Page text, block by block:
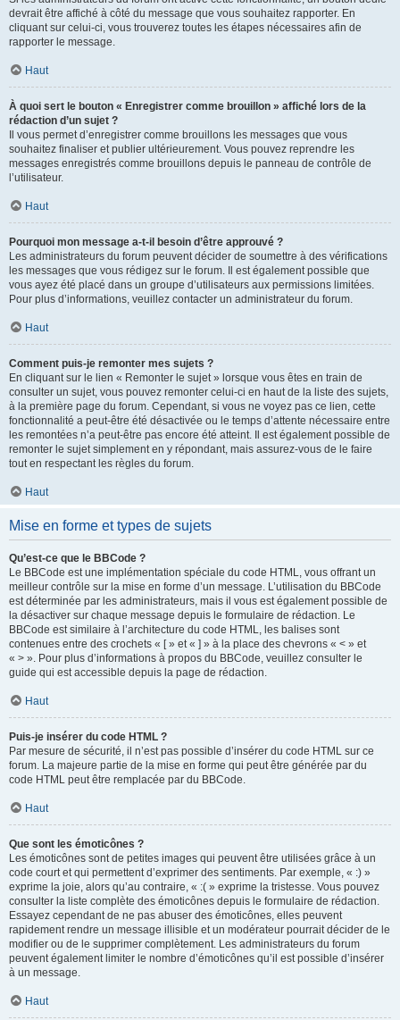
devrait être affiché à côté du message que vous souhaitez rapporter. En
cliquant sur celui-ci, vous trouverez toutes les étapes nécessaires afin de
rapporter le message.
Haut
À quoi sert le bouton « Enregistrer comme brouillon » affiché lors de la
rédaction d’un sujet ?
Il vous permet d’enregistrer comme brouillons les messages que vous
souhaitez finaliser et publier ultérieurement. Vous pouvez reprendre les
messages enregistrés comme brouillons depuis le panneau de contrôle de
l’utilisateur.
Haut
Pourquoi mon message a-t-il besoin d’être approuvé ?
Les administrateurs du forum peuvent décider de soumettre à des vérifications
les messages que vous rédigez sur le forum. Il est également possible que
vous ayez été placé dans un groupe d’utilisateurs aux permissions limitées.
Pour plus d’informations, veuillez contacter un administrateur du forum.
Haut
Comment puis-je remonter mes sujets ?
En cliquant sur le lien « Remonter le sujet » lorsque vous êtes en train de
consulter un sujet, vous pouvez remonter celui-ci en haut de la liste des sujets,
à la première page du forum. Cependant, si vous ne voyez pas ce lien, cette
fonctionnalité a peut-être été désactivée ou le temps d’attente nécessaire entre
les remontées n’a peut-être pas encore été atteint. Il est également possible de
remonter le sujet simplement en y répondant, mais assurez-vous de le faire
tout en respectant les règles du forum.
Haut
Mise en forme et types de sujets
Qu’est-ce que le BBCode ?
Le BBCode est une implémentation spéciale du code HTML, vous offrant un
meilleur contrôle sur la mise en forme d’un message. L’utilisation du BBCode
est déterminée par les administrateurs, mais il vous est également possible de
la désactiver sur chaque message depuis le formulaire de rédaction. Le
BBCode est similaire à l’architecture du code HTML, les balises sont
contenues entre des crochets « [ » et « ] » à la place des chevrons « < » et
« > ». Pour plus d’informations à propos du BBCode, veuillez consulter le
guide qui est accessible depuis la page de rédaction.
Haut
Puis-je insérer du code HTML ?
Par mesure de sécurité, il n’est pas possible d’insérer du code HTML sur ce
forum. La majeure partie de la mise en forme qui peut être générée par du
code HTML peut être remplacée par du BBCode.
Haut
Que sont les émoticônes ?
Les émoticônes sont de petites images qui peuvent être utilisées grâce à un
code court et qui permettent d’exprimer des sentiments. Par exemple, « :) »
exprime la joie, alors qu’au contraire, « :( » exprime la tristesse. Vous pouvez
consulter la liste complète des émoticônes depuis le formulaire de rédaction.
Essayez cependant de ne pas abuser des émoticônes, elles peuvent
rapidement rendre un message illisible et un modérateur pourrait décider de le
modifier ou de le supprimer complètement. Les administrateurs du forum
peuvent également limiter le nombre d’émoticônes qu’il est possible d’insérer
à un message.
Haut